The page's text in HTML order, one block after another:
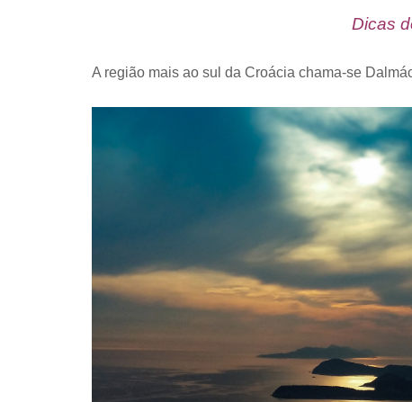
Dicas
A região mais ao sul da Croácia chama-se